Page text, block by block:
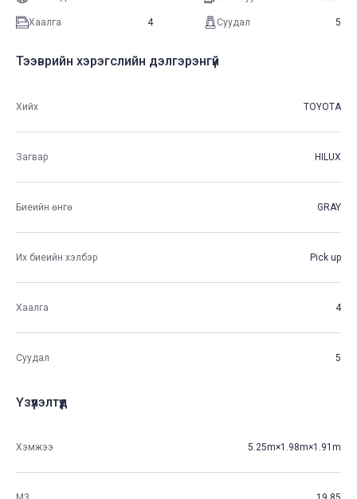
Хаалга 4 Суудал 5
Тээврийн хэрэгслийн дэлгэрэнгүй
Хийх TOYOTA
Загвар HILUX
Биеийн өнгө GRAY
Их биеийн хэлбэр Pick up
Хаалга 4
Суудал 5
Үзүүлэлтүүд
Хэмжээ 5.25m×1.98m×1.91m